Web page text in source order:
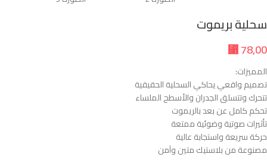
سحلية بريموت
⃁78,00
المميزات:
تصميم واقعي يحاكي السحلية الحقيقية
تتحرك وتتسلق الجدران والأسطح الملساء
تحكم كامل عن بعد بالريموت
تأثيرات صوتية وضوئية ممتعة
حركة سريعة واستجابة عالية
مصنوعة من بلاستيك متين وآمن